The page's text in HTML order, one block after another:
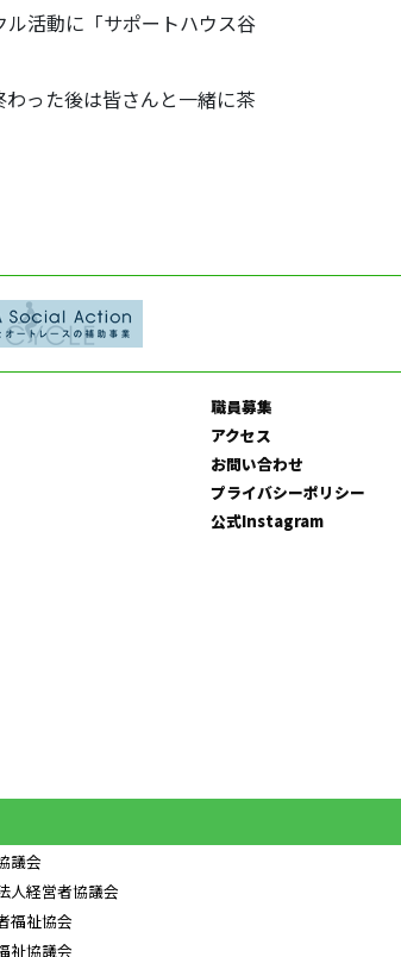
活動に「サポートハウス谷
った後は皆さんと一緒に茶
職員募集
アクセス
お問い合わせ
プライバシーポリシー
公式Instagram
議会
人経営者協議会
福祉協会
祉協議会